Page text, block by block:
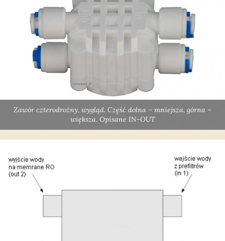
Zawór czterodrożny, wygląd. Część dolna – mniejsza, górna –
większa. Opisane IN-OUT